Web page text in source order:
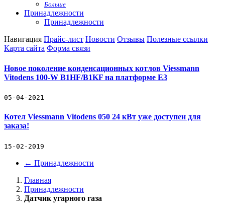
Больше
Принадлежности
Принадлежности
Навигация Прайс-лист Новости Отзывы Полезные ссылки
Карта сайта Форма связи
Новое поколение конденсационных котлов Viessmann
Vitodens 100-W B1HF/B1KF на платформе Е3
05-04-2021
Котел Viessmann Vitodens 050 24 кВт уже доступен для
заказа!
15-02-2019
← Принадлежности
Главная
Принадлежности
Датчик угарного газа